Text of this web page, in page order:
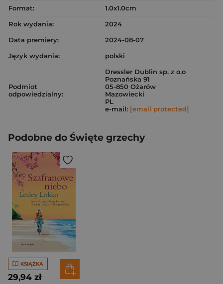
Format:
1.0x1.0cm
Rok wydania:
2024
Data premiery:
2024-08-07
Język wydania:
polski
Podmiot
odpowiedzialny:
Dressler Dublin sp. z o.o
Poznańska 91
05-850 Ożarów
Mazowiecki
PL
e-mail: [email protected]
Podobne do Święte grzechy
KSIĄŻKA
29,94 zł